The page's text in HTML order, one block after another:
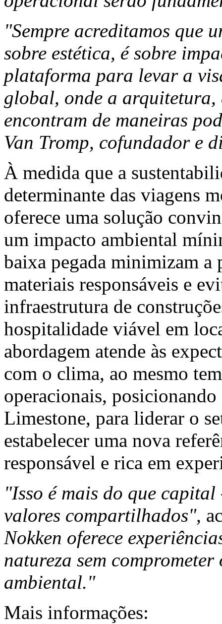
"Sempre acreditamos que
sobre estética, é sobre
plataforma para levar a
global, onde a arquitetura,
encontram de maneiras
Van Tromp, cofundador e
À medida que a
determinante das viagens
oferece uma solução
um impacto ambiental
baixa pegada minimizam a
materiais responsáveis e
infraestrutura de
hospitalidade viável em
abordagem atende às
com o clima, ao mesmo
operacionais,
Limestone, para liderar o
estabelecer uma nova
responsável e rica em
"Isso é mais do que
valores compartilhados",
Nokken oferece
natureza sem
ambiental."
Mais informações: